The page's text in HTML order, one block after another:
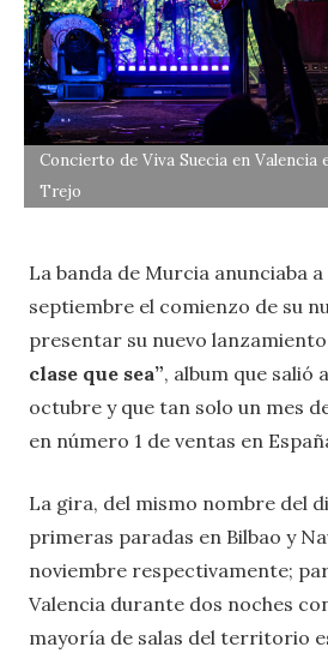
Concierto de Viva Suecia en Valencia
Trejo
La banda de Murcia anunciaba
septiembre el comienzo de su
presentar su nuevo lanzamiento
clase que sea”, album que salió
octubre y que tan solo un mes
en número 1 de ventas en
La gira, del mismo nombre del
primeras paradas en Bilbao y
noviembre respectivamente;
Valencia durante dos noches
mayoría de salas del territorio